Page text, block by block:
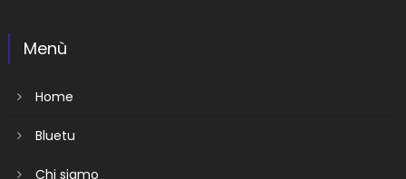
Menù
Home
Bluetu
Chi siamo